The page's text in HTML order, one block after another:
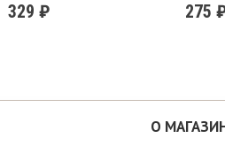
329 ₽ 275
О